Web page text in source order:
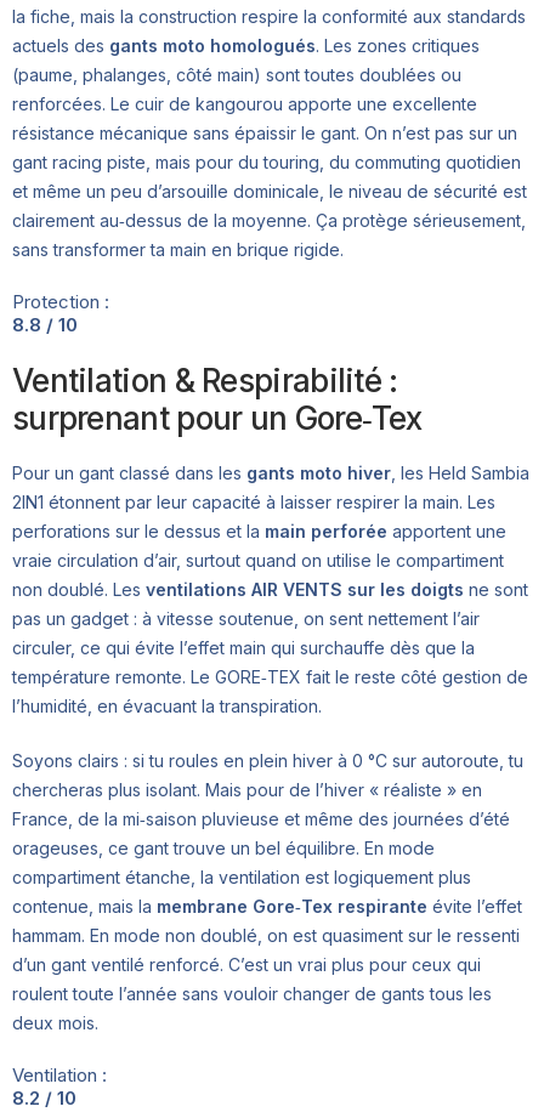
la fiche, mais la construction respire la conformité aux standards
actuels des gants moto homologués. Les zones critiques
(paume, phalanges, côté main) sont toutes doublées ou
renforcées. Le cuir de kangourou apporte une excellente
résistance mécanique sans épaissir le gant. On n’est pas sur un
gant racing piste, mais pour du touring, du commuting quotidien
et même un peu d’arsouille dominicale, le niveau de sécurité est
clairement au‑dessus de la moyenne. Ça protège sérieusement,
sans transformer ta main en brique rigide.
Protection :
8.8 / 10
Ventilation & Respirabilité :
surprenant pour un Gore‑Tex
Pour un gant classé dans les gants moto hiver , les Held Sambia
2IN1 étonnent par leur capacité à laisser respirer la main. Les
perforations sur le dessus et la main perforée apportent une
vraie circulation d’air, surtout quand on utilise le compartiment
non doublé. Les ventilations AIR VENTS sur les doigts ne sont
pas un gadget : à vitesse soutenue, on sent nettement l’air
circuler, ce qui évite l’effet main qui surchauffe dès que la
température remonte. Le GORE‑TEX fait le reste côté gestion de
l’humidité, en évacuant la transpiration.
Soyons clairs : si tu roules en plein hiver à 0 °C sur autoroute, tu
chercheras plus isolant. Mais pour de l’hiver « réaliste » en
France, de la mi‑saison pluvieuse et même des journées d’été
orageuses, ce gant trouve un bel équilibre. En mode
compartiment étanche, la ventilation est logiquement plus
contenue, mais la membrane Gore‑Tex respirante évite l’effet
hammam. En mode non doublé, on est quasiment sur le ressenti
d’un gant ventilé renforcé. C’est un vrai plus pour ceux qui
roulent toute l’année sans vouloir changer de gants tous les
deux mois.
Ventilation :
8.2 / 10